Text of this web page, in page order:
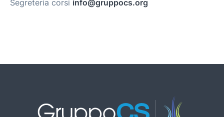
Segreteria corsi info@gruppocs.org